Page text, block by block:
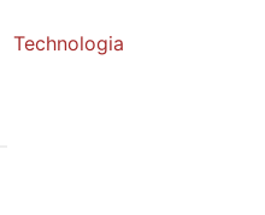
Technologia